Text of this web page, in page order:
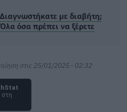
Διαγνωστήκατε με διαβήτη;
Όλα όσα πρέπει να ξέρετε
στις 25/01/2025 - 02:32